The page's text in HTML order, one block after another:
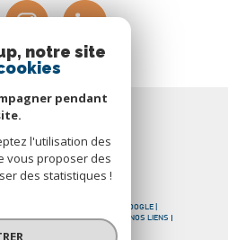
Espace
connecter
| TRADUCTION POWERED BY GOOGLE |
MENTIONS LÉGALES ADMIN
NOS LIENS
RGPD
notre site
pendant
l'utilisation des
vous proposer des
des statistiques !